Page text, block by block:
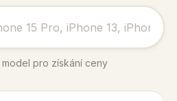
model pro získání ceny